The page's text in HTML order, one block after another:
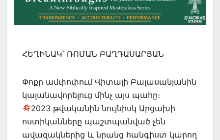
ՀԵՂԻՆԱԿ՝ ՌՈՄԱՆ ԲԱՂԴԱՍԱՐՅԱՆ
Փոքր ամփոփում Վիտալի Բալասանյանին
կալանավորելուց մինչ այս պահը։
2023 թվականին նույնիսկ Արցախի
ոստիկանները պաշտպանված չեն
ավազակներից և նրանց հանգիստ կարող